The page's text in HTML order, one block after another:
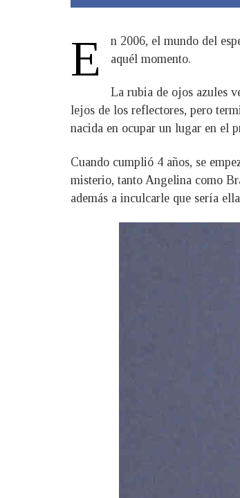
E
n 2006, el mundo del
aquél momento.
La rubia de ojos azules
lejos de los reflectores, pero
nacida en ocupar un lugar en el
Cuando cumplió 4 años, se
misterio, tanto Angelina como
además a inculcarle que sería